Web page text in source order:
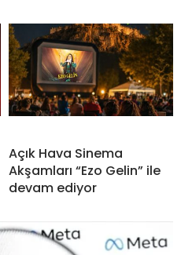
Açık Hava Sinema
Akşamları “Ezo Gelin” ile
devam ediyor